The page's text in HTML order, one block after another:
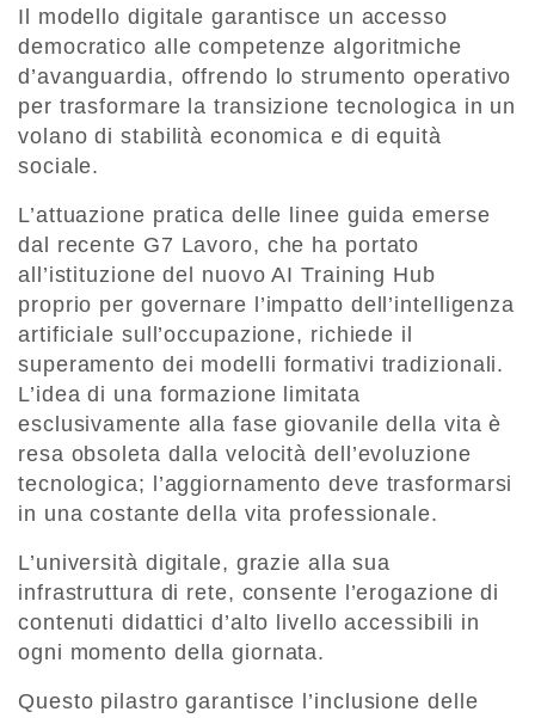
Il modello digitale garantisce un accesso
democratico alle competenze algoritmiche
d’avanguardia, offrendo lo strumento operativo
per trasformare la transizione tecnologica in un
volano di stabilità economica e di equità
sociale.
L’attuazione pratica delle linee guida emerse
dal recente G7 Lavoro, che ha portato
all’istituzione del nuovo AI Training Hub
proprio per governare l’impatto dell’intelligenza
artificiale sull’occupazione, richiede il
superamento dei modelli formativi tradizionali.
L’idea di una formazione limitata
esclusivamente alla fase giovanile della vita è
resa obsoleta dalla velocità dell’evoluzione
tecnologica; l’aggiornamento deve trasformarsi
in una costante della vita professionale.
L’università digitale, grazie alla sua
infrastruttura di rete, consente l’erogazione di
contenuti didattici d’alto livello accessibili in
ogni momento della giornata.
Questo pilastro garantisce l’inclusione delle